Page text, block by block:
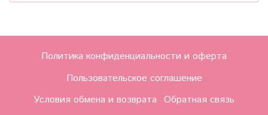
Политика конфиденциальности и оферта
Пользовательское соглашение
Условия обмена и возврата Обратная связь